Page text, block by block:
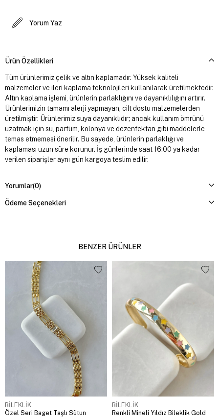
Yorum Yaz
Ürün Özellikleri
Tüm ürünlerimiz çelik ve altın kaplamadır. Yüksek kaliteli
malzemeler ve ileri kaplama teknolojileri kullanılarak üretilmektedir.
Altın kaplama işlemi, ürünlerin parlaklığını ve dayanıklılığını artırır.
Ürünlerimizin tamamı alerji yapmayan, cilt dostu malzemelerden
üretilmiştir. Ürünlerimiz suya dayanıklıdır; ancak kullanım ömrünü
uzatmak için su, parfüm, kolonya ve dezenfektan gibi maddelerle
temas etmemesi önerilir. Bu sayede, ürünlerin parlaklığı ve
kaplaması uzun süre korunur. İş günlerinde saat 16:00 ya kadar
verilen siparişler aynı gün kargoya teslim edilir.
Yorumlar(0)
Ödeme Seçenekleri
BENZER ÜRÜNLER
BİLEKLİK
Özel Seri Baget Taşlı Sütun
BİLEKLİK
Renkli Mineli Yıldız Bileklik Gold